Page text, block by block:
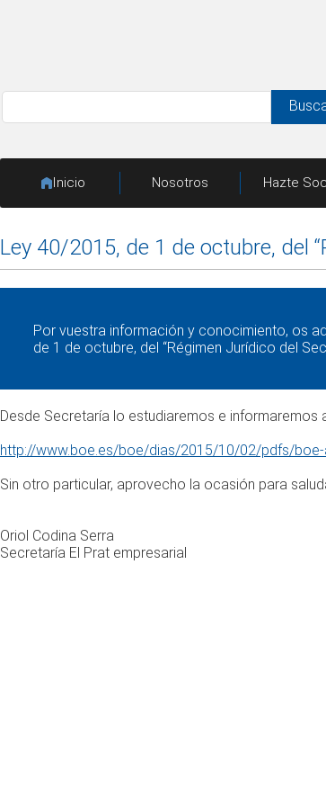
Inicio Nosotros Hazte
Ley 40/2015, de 1 de octubre, del
Por vuestra información y conocimiento, os
de 1 de octubre, del “Régimen Jurídico del
Desde Secretaría lo estudiaremos e informaremos
http://www.boe.es/boe/dias/2015/10/02/pdfs/
Sin otro particular, aprovecho la ocasión para
Oriol Codina Serra
Secretaría El Prat empresarial